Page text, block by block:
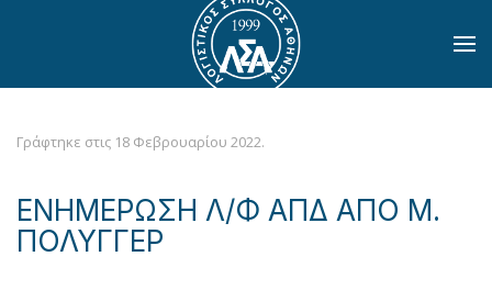
Skip to main content
Γράφτηκε στις 18 Φεβρουαρίου 2022.
ΕΝΗΜΕΡΩΣΗ Λ/Φ ΑΠΔ ΑΠΟ Μ.
ΠΟΛΥΓΓΕΡ